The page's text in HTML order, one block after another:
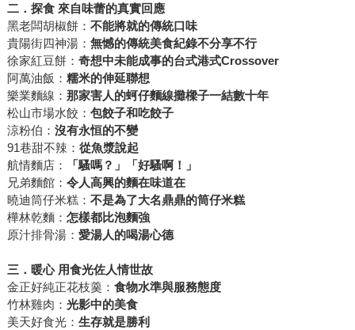
二．探食 來自味蕾的真實回應
黑老闆胡椒餅： 不能將就的傳統口味
貴陽街四神湯： 無憾的傳統美食紀錄不分享不行
徐家紅豆餅： 奇想中未能成事的台式港式Crossover
阿萬油飯： 糯米的伸延聯想
樂業麵線： 那家害人的蚵仔麵線攤樑子一結數十年
松山市場水餃： 包餃子和吃餃子
涼粉伯： 沒有永恒的不變
91巷甜不辣： 從魚漿說起
航情麵店：
「騷嗎？」「好騷啊！」
兄弟麵館： 令人高興的麵在味道在
曉迪筒仔米糕： 不是為了大名鼎鼎的筒仔米糕
樺林乾麵： 怎樣都比泡麵強
原汁排骨湯： 愛湯人的喝湯心德
三．暖心 用食光佐人情世故
金正好純正花枝羹： 食物水準與服務態度
竹林雞肉： 光影中的美食
美天好食光： 生存就是勝利